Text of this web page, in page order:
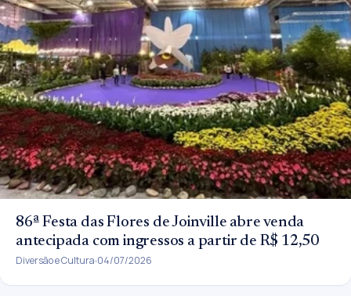
86ª Festa das Flores de Joinville abre venda
antecipada com ingressos a partir de R$ 12,50
Diversão e Cultura 04/07/2026